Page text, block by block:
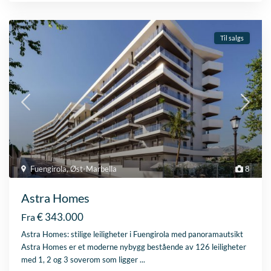
8
Fuengirola,Øst-Marbella
Til salgs
Astra Homes
Fra€ 343.000
Astra Homes: stilige leiligheter i Fuengirola med panoramautsikt
Astra Homes er et moderne nybygg bestående av 126 leiligheter
med 1, 2 og 3 soverom som ligger...